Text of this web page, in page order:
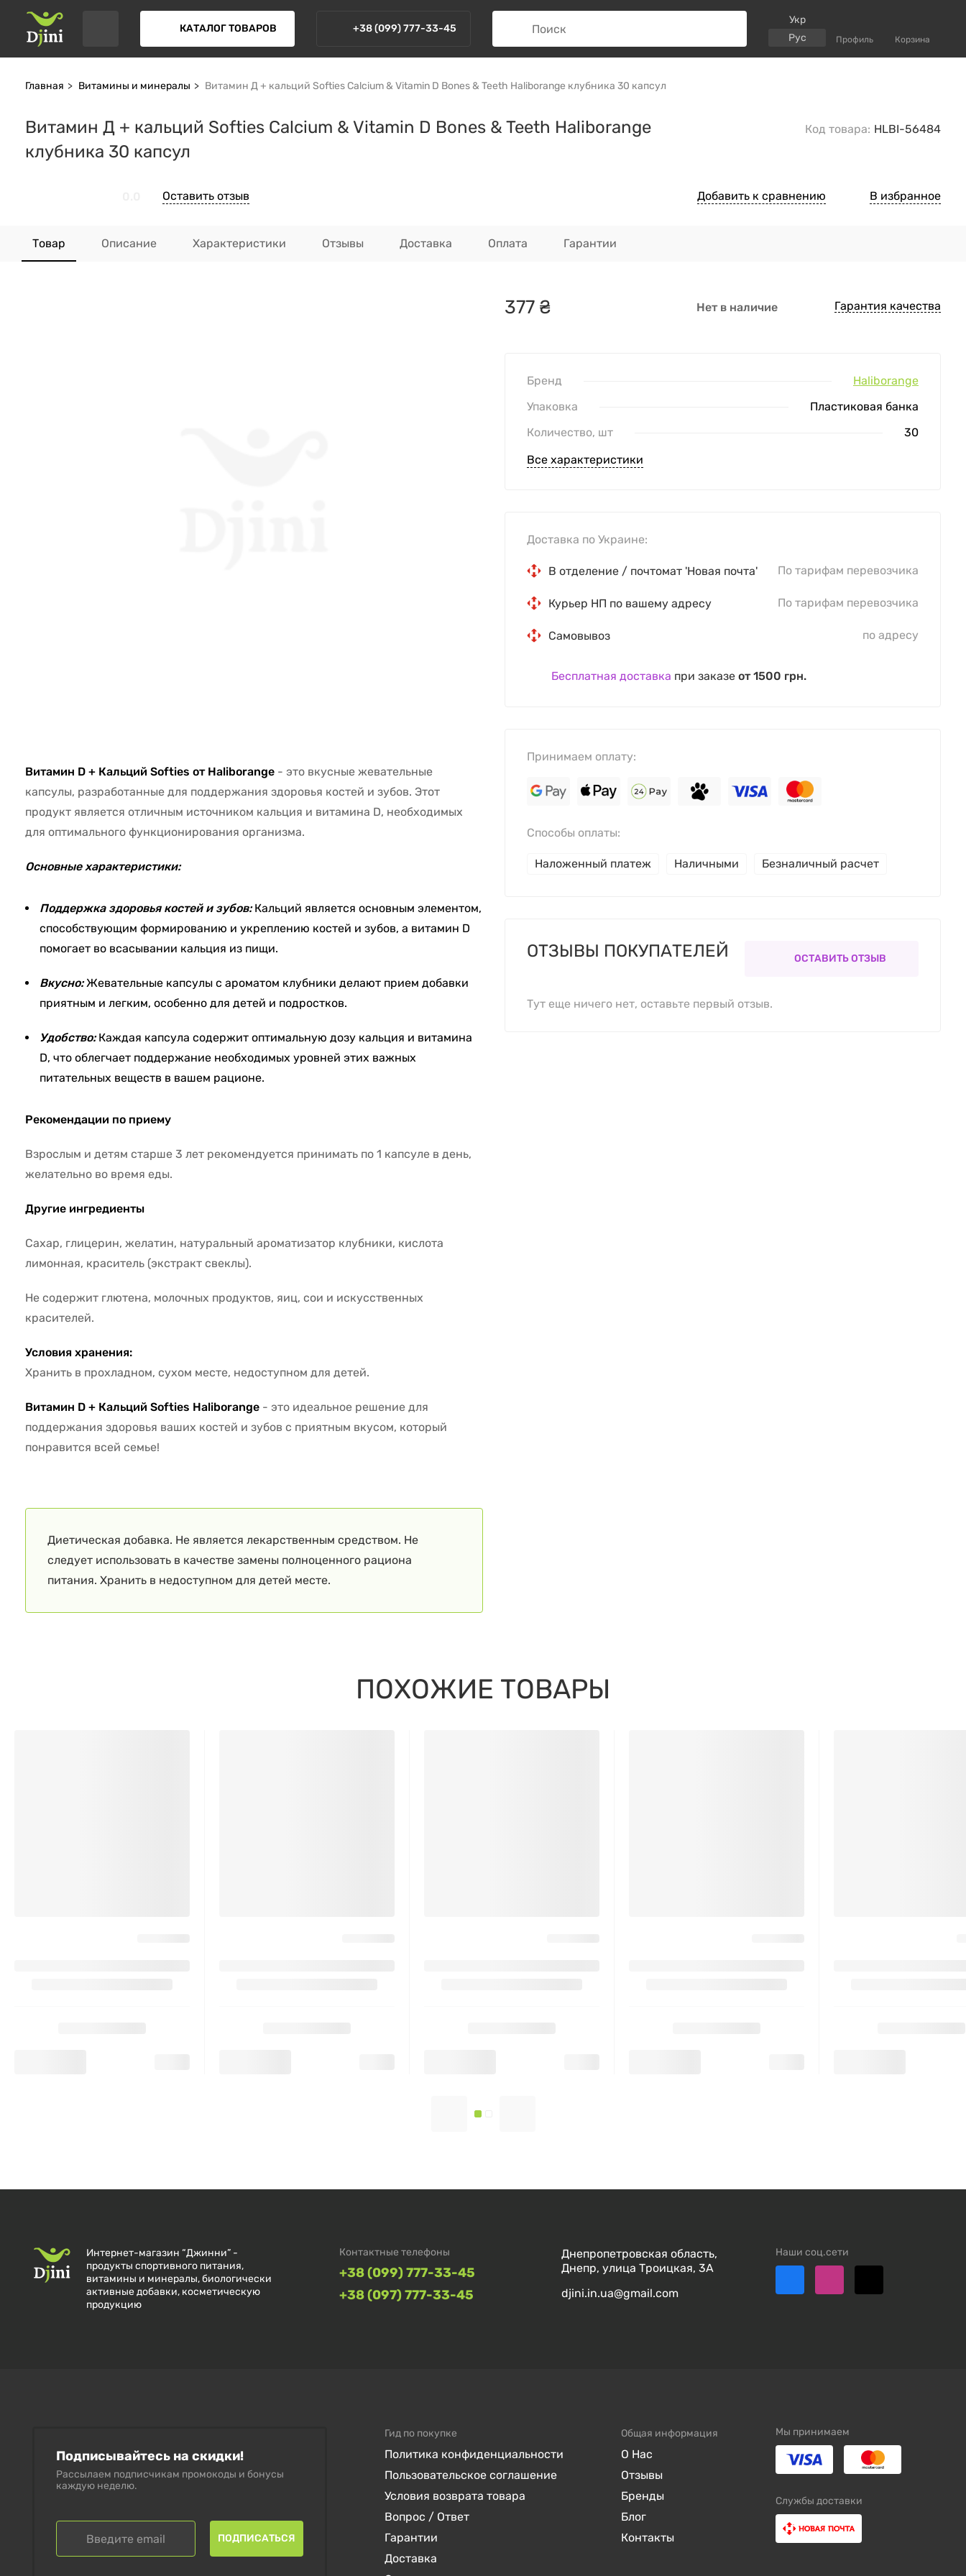
КАТАЛОГ ТОВАРОВ +38 (099) 777-33-45
Укр
Рус
Профиль Корзина
Главная Витамины и минералы Витамин Д + кальций Softies Calcium & Vitamin D Bones & Teeth Haliborange клубника 30 капсул
Витамин Д + кальций Softies Calcium & Vitamin D Bones & Teeth Haliborange
клубника 30 капсул
Код товара: HLBI-56484
Оставить отзыв Добавить к сравнению В избранное
Товар Описание Характеристики Отзывы Доставка Оплата Гарантии
Диетическая добавка. Не является лекарственным средством. Не
следует использовать в качестве замены полноценного рациона
питания. Хранить в недоступном для детей месте.
Витамин D + Кальций Softies от Haliborange - это вкусные жевательные
капсулы, разработанные для поддержания здоровья костей и зубов. Этот
продукт является отличным источником кальция и витамина D, необходимых
для оптимального функционирования организма.
Основные характеристики:
Поддержка здоровья костей и зубов:Кальций является основным элементом,
способствующим формированию и укреплению костей и зубов, а витамин D
помогает во всасывании кальция из пищи.
Вкусно:Жевательные капсулы с ароматом клубники делают прием добавки
приятным и легким, особенно для детей и подростков.
Удобство:Каждая капсула содержит оптимальную дозу кальция и витамина
D, что облегчает поддержание необходимых уровней этих важных
питательных веществ в вашем рационе.
Рекомендации по приему
Взрослым и детям старше 3 лет рекомендуется принимать по 1 капсуле в день,
желательно во время еды.
Другие ингредиенты
Сахар, глицерин, желатин, натуральный ароматизатор клубники, кислота
лимонная, краситель (экстракт свеклы).
Не содержит глютена, молочных продуктов, яиц, сои и искусственных
красителей.
Условия хранения:
Хранить в прохладном, сухом месте, недоступном для детей.
Витамин D + Кальций Softies Haliborange - это идеальное решение для
поддержания здоровья ваших костей и зубов с приятным вкусом, который
понравится всей семье!
377 ₴ Нет в наличие Гарантия качества
Доставка по Украине:
В отделение / почтомат 'Новая почта' По тарифам перевозчика
Курьер НП по вашему адресу По тарифам перевозчика
Самовывоз по адресу
Бесплатная доставка при заказе от 1500 грн.
Принимаем оплату:
Способы оплаты:
Наложенный платеж Наличными Безналичный расчет
Бренд
Haliborange
Упаковка
Пластиковая банка
Количество, шт
30
Все характеристики
ОТЗЫВЫ ПОКУПАТЕЛЕЙ ОСТАВИТЬ ОТЗЫВ
Тут еще ничего нет, оставьте первый отзыв.
ПОХОЖИЕ ТОВАРЫ
Интернет-магазин “Джинни” -
продукты спортивного питания,
витамины и минералы, биологически
активные добавки, косметическую
продукцию
Контактные телефоны
+38 (099) 777-33-45
+38 (097) 777-33-45
Наши соц.сети
Днепропетровская область,
Днепр, улица Троицкая, 3А
djini.in.ua@gmail.com
Подписывайтесь на скидки!
Рассылаем подписчикам промокоды и бонусы
каждую неделю.
ПОДПИСАТЬСЯ
Гид по покупке
Политика конфиденциальности
Пользовательское соглашение
Условия возврата товара
Вопрос / Ответ
Гарантии
Доставка
Общая информация
О Нас
Отзывы
Бренды
Блог
Контакты
Мы принимаем
Службы доставки